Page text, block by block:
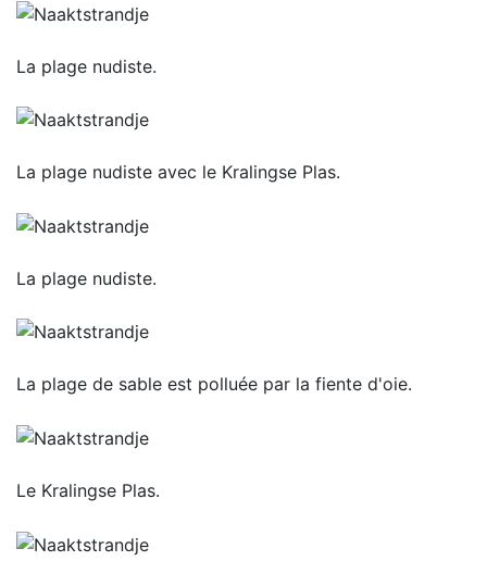
La plage nudiste.
La plage nudiste avec le Kralingse Plas.
La plage nudiste.
La plage de sable est polluée par la fiente d'oie.
Le Kralingse Plas.